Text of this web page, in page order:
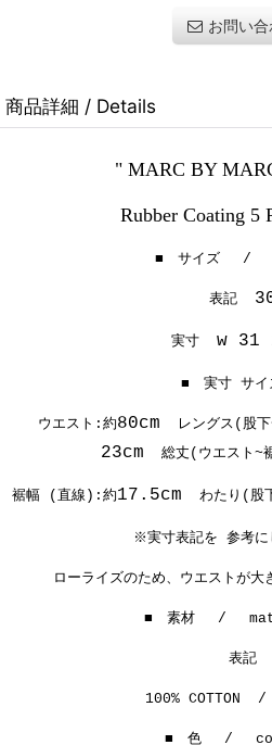
お問い
商品詳細 / Details
" MARC BY
Rubber Coating 5
■ サイズ /
表記
実寸 w 31
■ 実寸 サ
ウエスト:約80cm レングス(股
23cm 総丈(ウエスト~
裾幅 (直線):約17.5cm わたり(股
※実寸表記を 参考に
ローライズのため、ウエストが大
■ 素材 /
表記
100% COTTON
■ 色 /